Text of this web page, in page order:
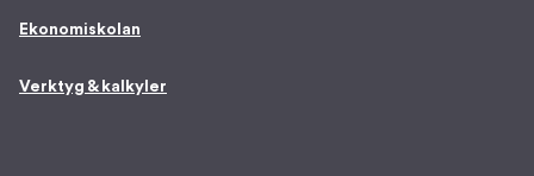
Ekonomiskolan
Verktyg & kalkyler